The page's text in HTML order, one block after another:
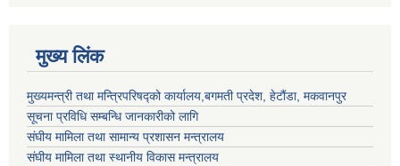
मुख्य लिंक
मुख्यमन्त्री तथा मन्त्रिपरिषद्को कार्यालय,बगमती प्रदेश, हेटौंडा, मकवानपुर
सूचना प्रविधि सम्बन्धि जानकारीको लागि
संघीय मामिला तथा सामान्य प्रशासन मन्त्रालय
संघीय मामिला तथा स्थानीय विकास मन्त्रालय